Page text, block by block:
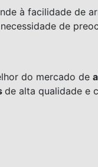
à facilidade de
de
do mercado de
de alta qualidade e